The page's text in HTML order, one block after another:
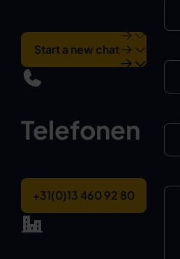
Start a new chat
Telefonen
+31(0)13 460 92 80